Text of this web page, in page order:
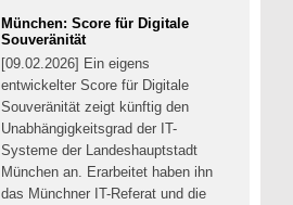
München: Score für Digitale
Souveränität
[09.02.2026] Ein eigens
entwickelter Score für Digitale
Souveränität zeigt künftig den
Unabhängigkeitsgrad der IT-
Systeme der Landeshauptstadt
München an. Erarbeitet haben ihn
das Münchner IT-Referat und die